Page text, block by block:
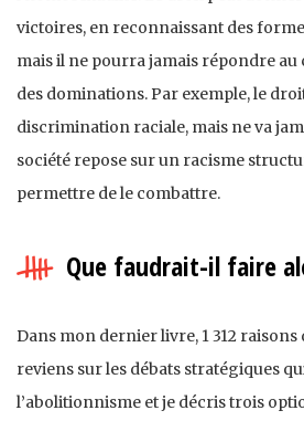
victoires, en reconnaissant des
mais il ne pourra jamais répondre au
des dominations. Par exemple, le
discrimination raciale, mais ne va
société repose sur un racisme
permettre de le combattre.
Que faudrait-il faire
Dans mon dernier livre, 1 312 raisons
reviens sur les débats stratégiques
l’abolitionnisme et je décris trois